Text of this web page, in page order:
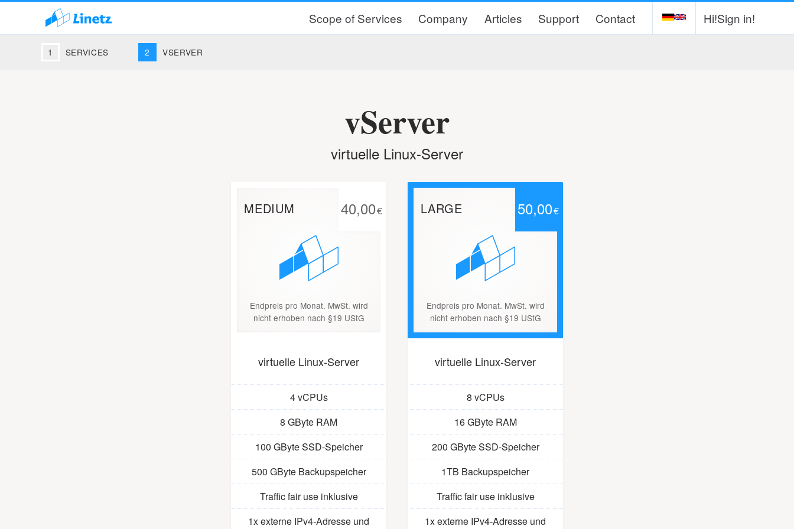
Hi!Sign in!
Scope of Services Company Articles Support Contact
SERVICES VSERVER
vServer
virtuelle Linux-Server
MEDIUM 40,00€
Endpreis pro Monat. MwSt. wird
nicht erhoben nach §19 UStG
virtuelle Linux-Server
4 vCPUs
8 GByte RAM
100 GByte SSD-Speicher
500 GByte Backupspeicher
Traffic fair use inklusive
1x externe IPv4-Adresse und
LARGE 50,00€
Endpreis pro Monat. MwSt. wird
nicht erhoben nach §19 UStG
virtuelle Linux-Server
8 vCPUs
16 GByte RAM
200 GByte SSD-Speicher
1TB Backupspeicher
Traffic fair use inklusive
1x externe IPv4-Adresse und